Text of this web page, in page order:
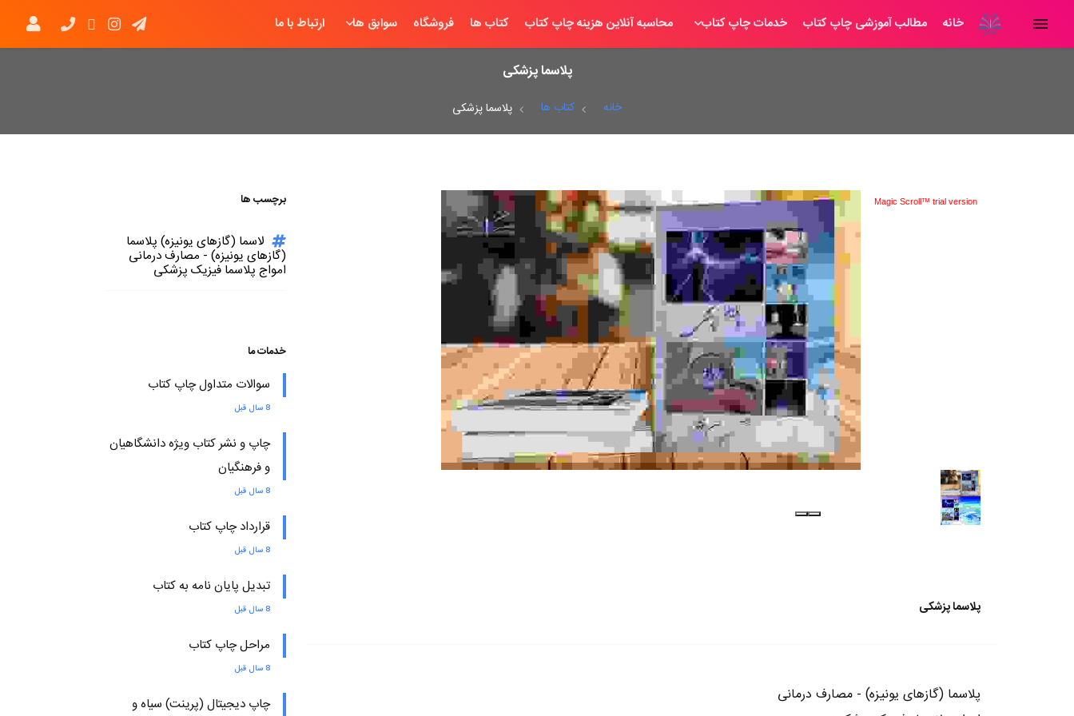
خانه مطالب آموزشی چاپ کتاب خدمات چاپ کتاب محاسبه آنلاین هزینه چاپ کتاب کتاب ها فروشگاه سوابق ها ارتباط با ما
پلاسما پزشکی
خانه کتاب ها پلاسما پزشکی
Magic Scroll™ trial version
پلاسما پزشکی
پلاسما (گازهای یونیزه) - مصارف درمانی
برچسب ها
لاسما (گازهای یونیزه) پلاسما
(گازهای یونیزه) - مصارف درمانی
امواج پلاسما فیزیک پزشکی
خدمات ما
سوالات متداول چاپ کتاب
8 سال قبل
چاپ و نشر کتاب ویژه دانشگاهیان
و فرهنگیان
8 سال قبل
قرارداد چاپ کتاب
8 سال قبل
تبدیل پایان نامه به کتاب
8 سال قبل
مراحل چاپ کتاب
8 سال قبل
چاپ دیجیتال (پرینت) سیاه و